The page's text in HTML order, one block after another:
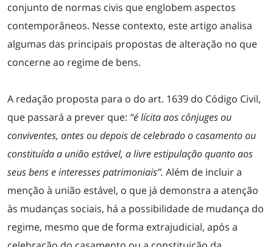
conjunto de normas civis que englobem aspectos
contemporâneos. Nesse contexto, este artigo analisa
algumas das principais propostas de alteração no que
concerne ao regime de bens.
A redação proposta para o do art. 1639 do Código Civil,
que passará a prever que: “é lícita aos cônjuges ou
conviventes, antes ou depois de celebrado o casamento ou
constituída a união estável, a livre estipulação quanto aos
seus bens e interesses patrimoniais”. Além de incluir a
menção à união estável, o que já demonstra a atenção
às mudanças sociais, há a possibilidade de mudança do
regime, mesmo que de forma extrajudicial, após a